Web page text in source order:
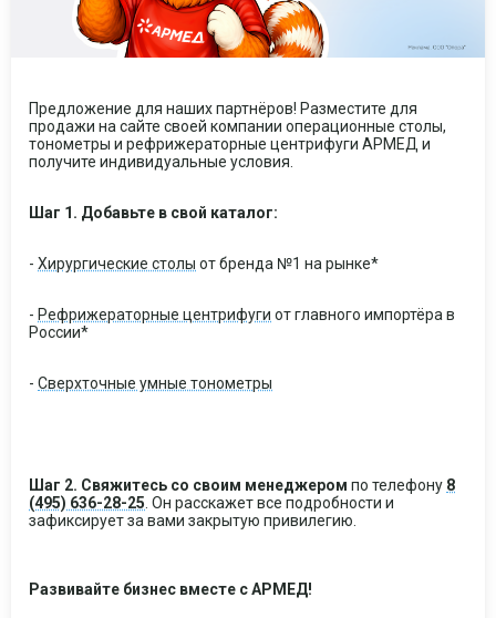
Предложение для наших партнёров! Разместите для
продажи на сайте своей компании операционные столы,
тонометры и рефрижераторные центрифуги АРМЕД и
получите индивидуальные условия.
Шаг 1. Добавьте в свой каталог:
- Хирургические столы от бренда №1 на рынке*
- Рефрижераторные центрифуги от главного импортёра в
России*
- Сверхточные умные тонометры
Шаг 2. Свяжитесь со своим менеджером по телефону 8
(495) 636-28-25 . Он расскажет все подробности и
зафиксирует за вами закрытую привилегию.
Развивайте бизнес вместе с АРМЕД!